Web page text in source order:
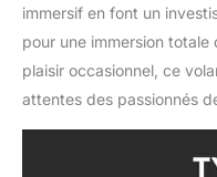
immersif en font un
pour une immersion
plaisir occasionnel, ce
attentes des passionnés